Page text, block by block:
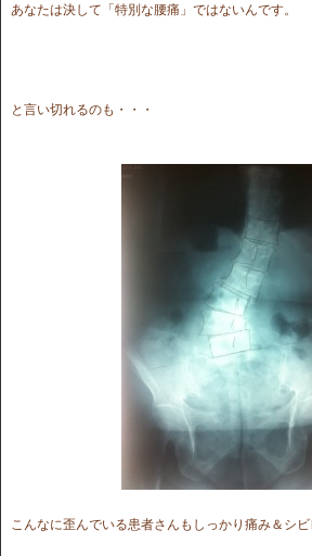
あなたは決して「特別な腰痛」ではないんです。
と言い切れるのも・・・
こんなに歪んでいる患者さんもしっかり痛み＆シビ